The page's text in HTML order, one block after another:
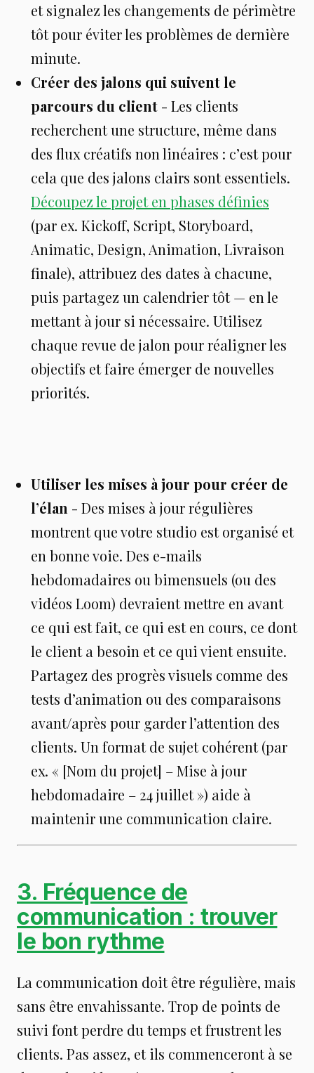
et signalez les changements de périmètre
tôt pour éviter les problèmes de dernière
minute.
Créer des jalons qui suivent le
parcours du client - Les clients
recherchent une structure, même dans
des flux créatifs non linéaires : c’est pour
cela que des jalons clairs sont essentiels.
Découpez le projet en phases définies
(par ex. Kickoff, Script, Storyboard,
Animatic, Design, Animation, Livraison
finale), attribuez des dates à chacune,
puis partagez un calendrier tôt — en le
mettant à jour si nécessaire. Utilisez
chaque revue de jalon pour réaligner les
objectifs et faire émerger de nouvelles
priorités.
Utiliser les mises à jour pour créer de
l’élan - Des mises à jour régulières
montrent que votre studio est organisé et
en bonne voie. Des e-mails
hebdomadaires ou bimensuels (ou des
vidéos Loom) devraient mettre en avant
ce qui est fait, ce qui est en cours, ce dont
le client a besoin et ce qui vient ensuite.
Partagez des progrès visuels comme des
tests d’animation ou des comparaisons
avant/après pour garder l’attention des
clients. Un format de sujet cohérent (par
ex. « [Nom du projet] – Mise à jour
hebdomadaire – 24 juillet ») aide à
maintenir une communication claire.
3. Fréquence de
communication : trouver
le bon rythme
La communication doit être régulière, mais
sans être envahissante. Trop de points de
suivi font perdre du temps et frustrent les
clients. Pas assez, et ils commenceront à se